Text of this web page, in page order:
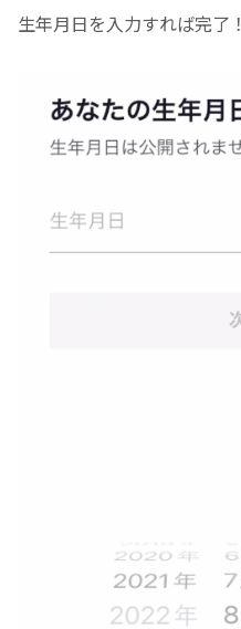
生年月日を入力すれば完了！